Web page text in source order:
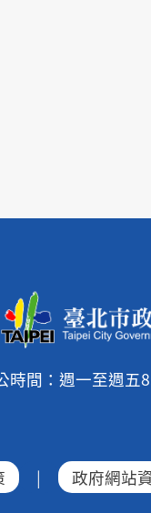
時間：週一至週五
| 政府網站